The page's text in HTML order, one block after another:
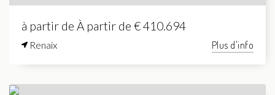
à partir de À partir de € 410.694
Renaix Plus d'info